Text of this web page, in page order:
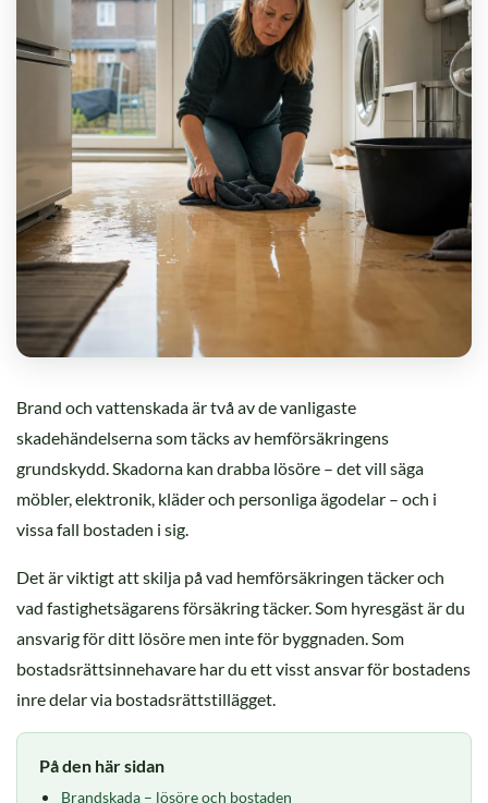
Brand och vattenskada är två av de vanligaste
skadehändelserna som täcks av hemförsäkringens
grundskydd. Skadorna kan drabba lösöre – det vill säga
möbler, elektronik, kläder och personliga ägodelar – och i
vissa fall bostaden i sig.
Det är viktigt att skilja på vad hemförsäkringen täcker och
vad fastighetsägarens försäkring täcker. Som hyresgäst är du
ansvarig för ditt lösöre men inte för byggnaden. Som
bostadsrättsinnehavare har du ett visst ansvar för bostadens
inre delar via bostadsrättstillägget.
På den här sidan
Brandskada – lösöre och bostaden